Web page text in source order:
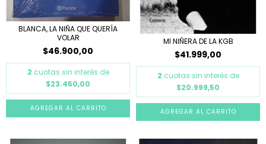
BLANCA, LA NIÑA QUE QUERÍA
VOLAR
$46.900,00
2 cuotas sin interés de
$23.450,00
MI NIÑERA DE LA KGB
$41.999,00
2 cuotas sin interés de
$20.999,50